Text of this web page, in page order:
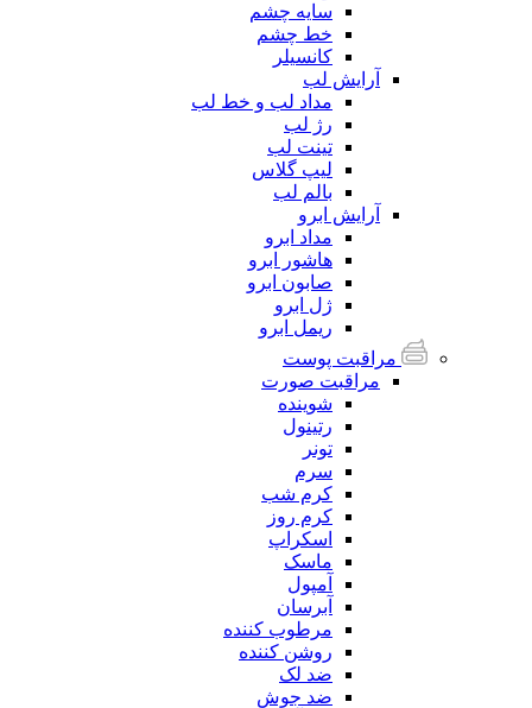
سایه چشم
خط چشم
کانسیلر
آرایش لب
مداد لب و خط لب
رژ لب
تینت لب
لیپ گلاس
بالم لب
آرایش ابرو
مداد ابرو
هاشور ابرو
صابون ابرو
ژل ابرو
ریمل ابرو
مراقبت پوست
مراقبت صورت
شوینده
رتینول
تونر
سرم
کرم شب
کرم روز
اسکراپ
ماسک
آمپول
آبرسان
مرطوب کننده
روشن کننده
ضد لک
ضد جوش